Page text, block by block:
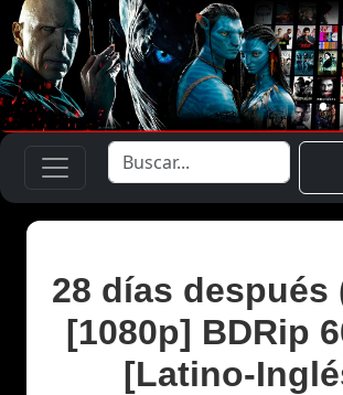
28 días después
[1080p] BDRip
[Latino-